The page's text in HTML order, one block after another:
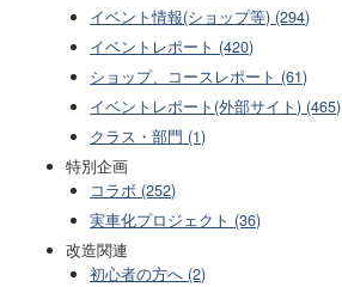
イベント情報(ショップ等) (294)
イベントレポート (420)
ショップ、コースレポート (61)
イベントレポート(外部サイト) (465)
クラス・部門 (1)
特別企画
コラボ (252)
実車化プロジェクト (36)
改造関連
初心者の方へ (2)